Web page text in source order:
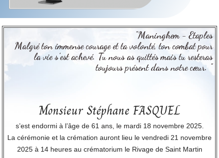
"Maninghem - Etaples
Malgré ton immense courage et ta volonté, ton combat pour
la vie s’est achevé. Tu nous as quittés mais tu resteras
toujours présent dans notre cœur. "
Monsieur Stéphane FASQUEL
s’est endormi à l’âge de 61 ans, le mardi 18 novembre 2025.
La cérémonie et la crémation auront lieu le vendredi 21 novembre
2025 à 14 heures au crématorium le Rivage de Saint Martin